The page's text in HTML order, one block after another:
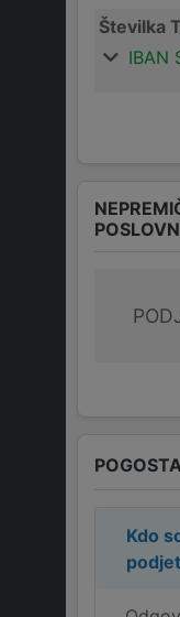
Številka
IBAN
Kdo